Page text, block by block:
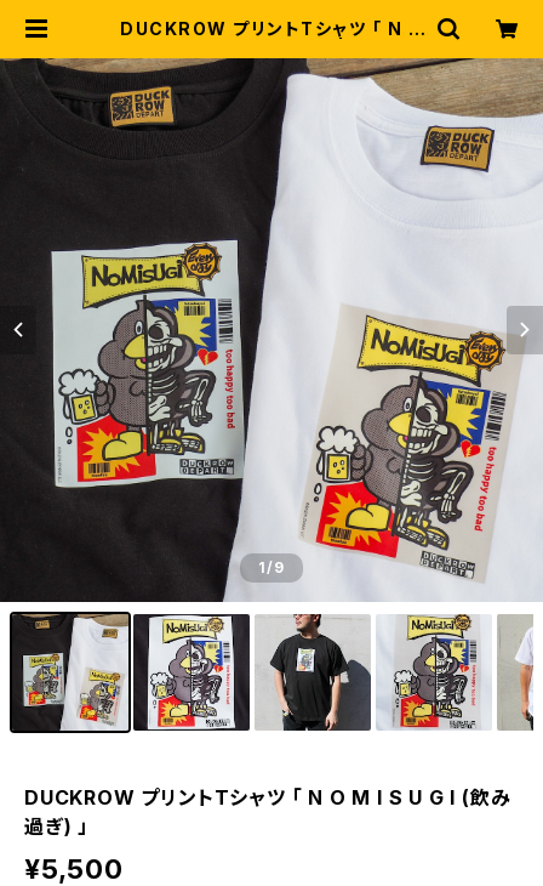
DUCKROW プリントTシャツ 「 N O
OW DEPART
1/9
DUCKROW プリントTシャツ 「 N O M I S U G I (飲み
過ぎ) 」
¥5,500